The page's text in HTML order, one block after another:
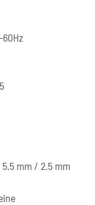
mm / 2.5 mm